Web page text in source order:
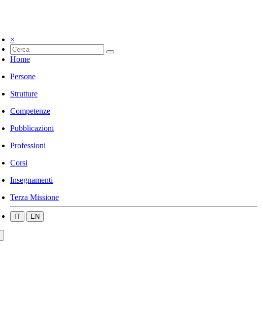
×
Home
Persone
Strutture
Competenze
Pubblicazioni
Professioni
Corsi
Insegnamenti
Terza Missione
IT EN